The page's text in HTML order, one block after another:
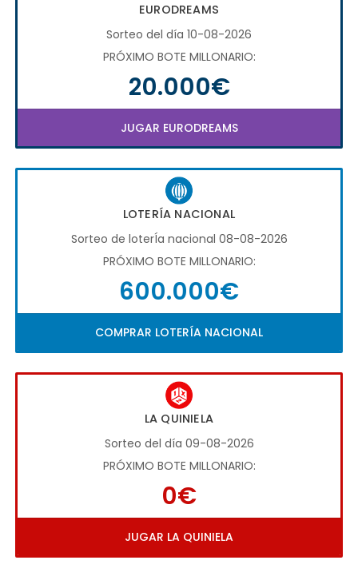
EURODREAMS
Sorteo del día 10-08-2026
PRÓXIMO BOTE MILLONARIO:
20.000€
JUGAR EURODREAMS
LOTERÍA NACIONAL
Sorteo de loterÍa nacional 08-08-2026
PRÓXIMO BOTE MILLONARIO:
600.000€
COMPRAR LOTERÍA NACIONAL
LA QUINIELA
Sorteo del día 09-08-2026
PRÓXIMO BOTE MILLONARIO:
0€
JUGAR LA QUINIELA